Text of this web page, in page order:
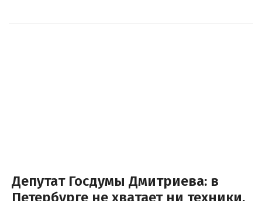
Депутат Госдумы Дмитриева: в
Петербурге не хватает ни техники,